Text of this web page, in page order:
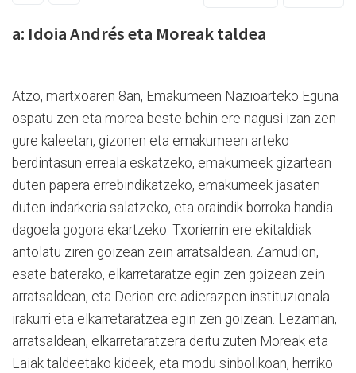
a: Idoia Andrés eta Moreak taldea
Atzo, martxoaren 8an, Emakumeen Nazioarteko Eguna
ospatu zen eta morea beste behin ere nagusi izan zen
gure kaleetan, gizonen eta emakumeen arteko
berdintasun erreala eskatzeko, emakumeek gizartean
duten papera errebindikatzeko, emakumeek jasaten
duten indarkeria salatzeko, eta oraindik borroka handia
dagoela gogora ekartzeko. Txorierrin ere ekitaldiak
antolatu ziren goizean zein arratsaldean. Zamudion,
esate baterako, elkarretaratze egin zen goizean zein
arratsaldean, eta Derion ere adierazpen instituzionala
irakurri eta elkarretaratzea egin zen goizean. Lezaman,
arratsaldean, elkarretaratzera deitu zuten Moreak eta
Laiak taldeetako kideek, eta modu sinbolikoan, herriko